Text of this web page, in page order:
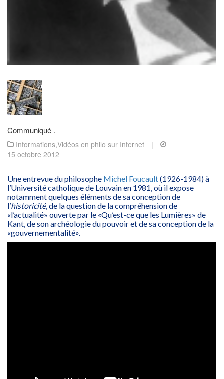
Communiqué .
Informations,Vidéos en philo sur Internet
|
15 octobre 2012
Une entrevue du philosophe Michel Foucault(1926-1984) à
l’Université catholique de Louvain en 1981, où il expose
notamment quelques éléments de sa conception de
l’historicité, de la question de la compréhension de
«l’actualité» ouverte par le «Qu’est-ce que les Lumières» de
Kant, de son archéologie du pouvoir et de sa conception de la
«gouvernementalité».